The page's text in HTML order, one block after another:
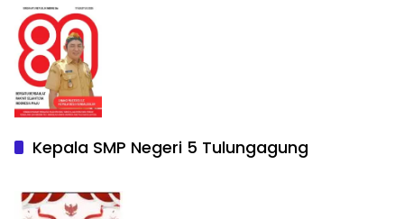
Kepala SMP Negeri 5 Tulungagung